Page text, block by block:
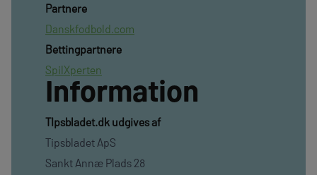
Partnere
Danskfodbold.com
Bettingpartnere
SpilXperten
Information
TIpsbladet.dk udgives af
Tipsbladet ApS
Sankt Annæ Plads 28